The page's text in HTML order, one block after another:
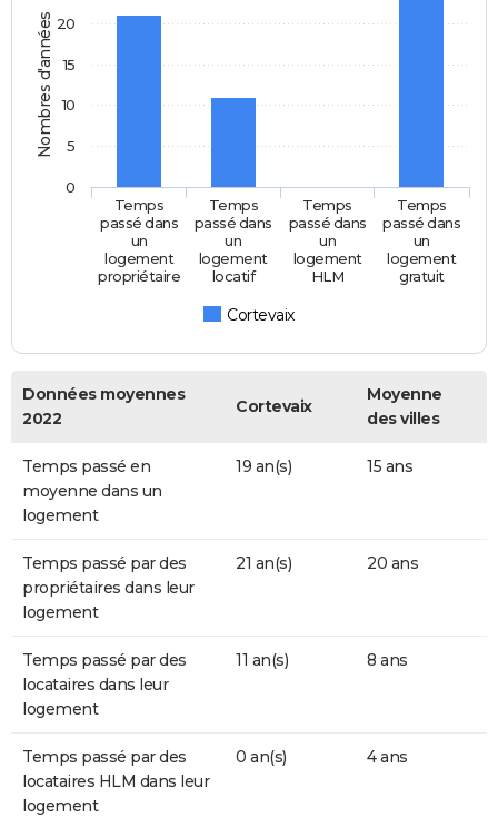
Nombres d'années
Cortevaix
Temps
passé dans
un
logement
propriétaire
Temps
passé dans
un
logement
locatif
Temps
passé dans
un
logement
HLM
Temps
passé dans
un
logement
gratuit
0
5
10
15
20
Données moyennes
2022
Cortevaix
Moyenne
des villes
Temps passé en
moyenne dans un
logement
19 an(s) 15 ans
Temps passé par des
propriétaires dans leur
logement
21 an(s) 20 ans
Temps passé par des
locataires dans leur
logement
11 an(s) 8 ans
Temps passé par des
locataires HLM dans leur
logement
0 an(s) 4 ans